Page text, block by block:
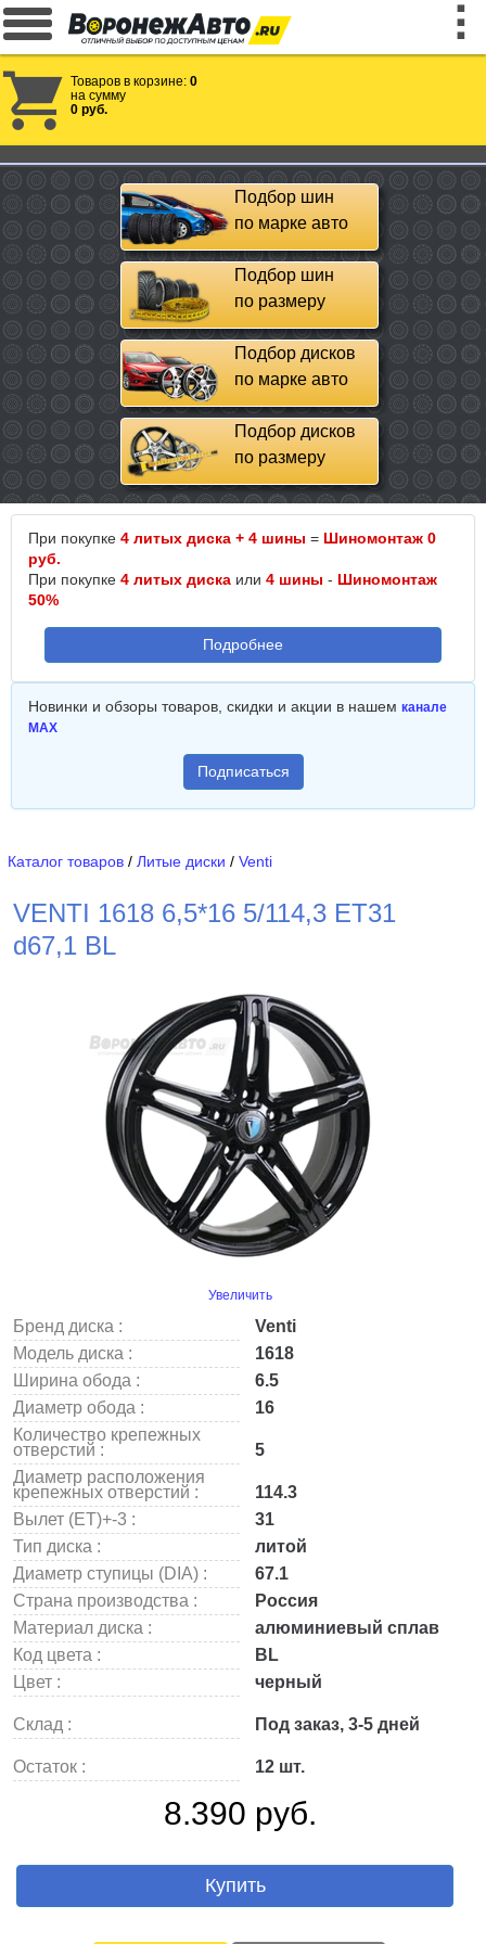
Товаров в корзине: 0
на сумму
0 руб.
Подбор шин
по марке авто
Подбор шин
по размеру
Подбор дисков
по марке авто
Подбор дисков
по размеру
При покупке 4 литых диска + 4 шины = Шиномонтаж 0
руб.
При покупке 4 литых диска или 4 шины - Шиномонтаж
50%
Подробнее
Новинки и обзоры товаров, скидки и акции в нашем канале
MAX
Подписаться
Каталог товаров / Литые диски / Venti
VENTI 1618 6,5*16 5/114,3 ET31
d67,1 BL
Увеличить
Бренд диска :
Venti
Модель диска :
1618
Ширина обода :
6.5
Диаметр обода :
16
Количество крепежных
отверстий :
5
Диаметр расположения
крепежных отверстий :
114.3
Вылет (ET)+-3 :
31
Тип диска :
литой
Диаметр ступицы (DIA) :
67.1
Страна производства :
Россия
Материал диска :
алюминиевый сплав
Код цвета :
BL
Цвет :
черный
Склад : Под заказ, 3-5 дней
Остаток : 12 шт.
8.390 руб.
Купить